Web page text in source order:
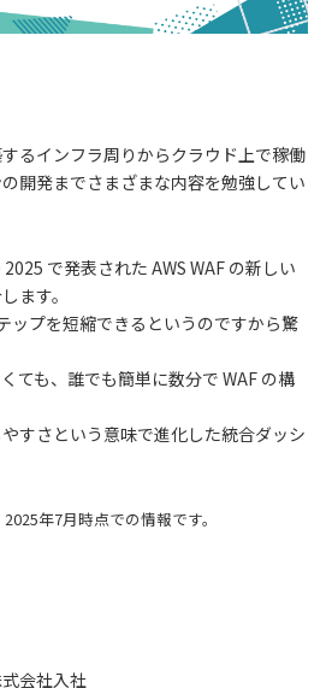
るインフラ周りからクラウド上で稼働
開発までさまざまな内容を勉強してい
で発表された AWS WAF の新しい
ます。
ップを短縮できるというのですから驚
ても、誰でも簡単に数分で WAF の構
すさという意味で進化した統合ダッシ
年7月時点での情報です。
会社入社